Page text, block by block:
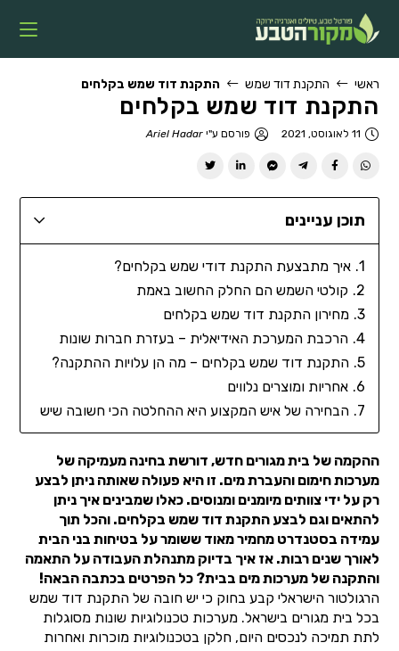
ראשי התקנת דוד שמש התקנת דוד שמש בקלחים
התקנת דוד שמש בקלחים
11 לאוגוסט, 2021 פורסם ע"יAriel Hadar
תוכן עניינים
איך מתבצעת התקנת דודי שמש בקלחים?
קולטי השמש הם החלק החשוב באמת
מחירון התקנת דוד שמש בקלחים
הרכבת המערכת האידיאלית – בעזרת חברות שונות
התקנת דוד שמש בקלחים – מה הן עלויות ההתקנה?
אחריות ומוצרים נלווים
הבחירה של איש המקצוע היא ההחלטה הכי חשובה שיש
ההקמה של בית מגורים חדש, דורשת בחינה מעמיקה של
מערכות חימום והעברת מים. זו היא פעולה שאותה ניתן לבצע
רק על ידי צוותים מיומנים ומנוסים. כאלו שמבינים איך ניתן
להתאים וגם לבצע התקנת דוד שמש בקלחים. והכל תוך
עמידה בסטנדרט מחמיר מאוד ששומר על בטיחות בני הבית
לאורך שנים רבות. אז איך בדיוק מתנהלת העבודה על התאמה
והתקנה של מערכות מים בבית? כל הפרטים בכתבה הבאה!
הרגולטור הישראלי קבע בחוק כי יש חובה של התקנת דוד שמש
בכל בית מגורים בישראל. מערכות טכנולוגיות שונות מסוגלות
לתת תמיכה לנכסים היום, חלקן בטכנולוגיות מוכרות ואחרות